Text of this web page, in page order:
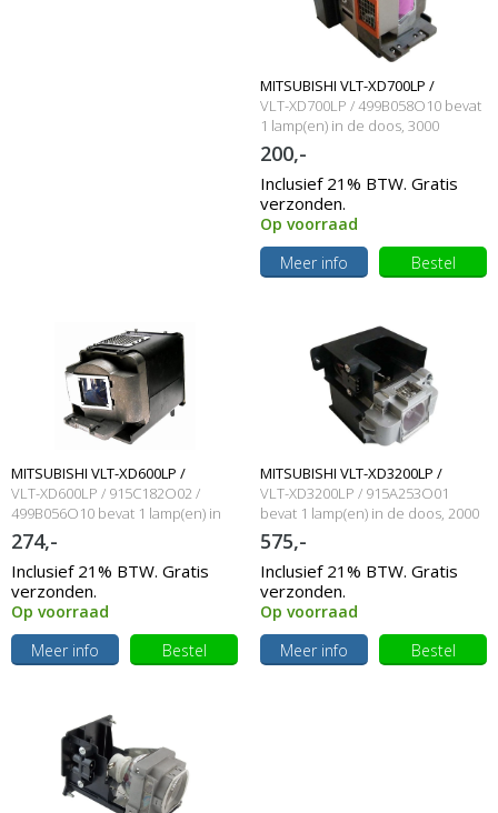
MITSUBISHI VLT-XD700LP /
499B058O10 Originele lamp met
behuizing
VLT-XD700LP / 499B058O10 bevat
1 lamp(en) in de doos, 3000
branduren en 280 Watt
200,-
Inclusief 21% BTW. Gratis
verzonden.
Op voorraad
Meer info
Bestel
MITSUBISHI VLT-XD600LP /
915C182O02 / 499B056O10
Originele lamp met behuizing
VLT-XD600LP / 915C182O02 /
499B056O10 bevat 1 lamp(en) in
de doos, 3000 branduren en 280
Watt
274,-
Inclusief 21% BTW. Gratis
verzonden.
Op voorraad
Meer info
Bestel
MITSUBISHI VLT-XD3200LP /
915A253O01 Originele lamp met
behuizing
VLT-XD3200LP / 915A253O01
bevat 1 lamp(en) in de doos, 2000
branduren en 330 Watt
575,-
Inclusief 21% BTW. Gratis
verzonden.
Op voorraad
Meer info
Bestel